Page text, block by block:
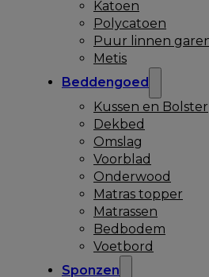
Katoen
Polycatoen
Puur linnen
Metis
Beddengoed
Kussen en Bolster
Dekbed
Omslag
Voorblad
Onderwood
Matras topper
Matrassen
Bedbodem
Voetbord
Sponzen